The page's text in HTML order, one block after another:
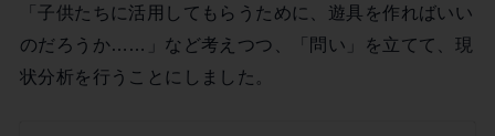
「子供たちに活用してもらうために、遊具を作ればいい
のだろうか……」など考えつつ、「問い」を立てて、現
状分析を行うことにしました。